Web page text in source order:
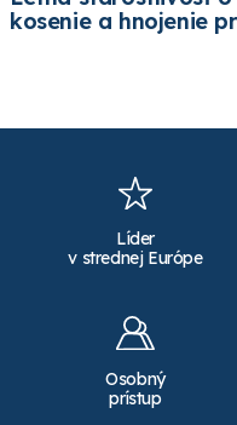
kosenie a hnojenie
Líder
v strednej Európe
Osobný
prístup